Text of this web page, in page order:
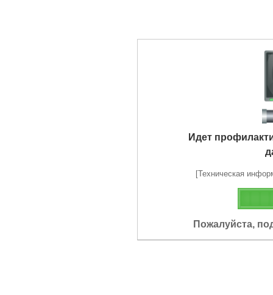
Идет
[Техническая
Пожалуйста,